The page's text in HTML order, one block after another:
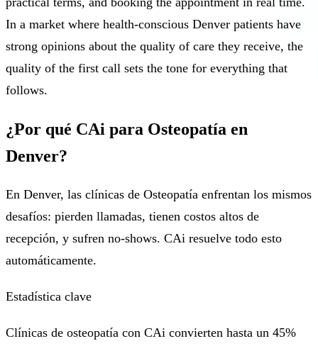
In a market where health-conscious Denver patients have
strong opinions about the quality of care they receive, the
quality of the first call sets the tone for everything that
follows.
¿Por qué CAi para Osteopatía en
Denver?
En Denver, las clínicas de Osteopatía enfrentan los mismos
desafíos: pierden llamadas, tienen costos altos de
recepción, y sufren no-shows. CAi resuelve todo esto
automáticamente.
Estadística clave
Clínicas de osteopatía con CAi convierten hasta un 45%